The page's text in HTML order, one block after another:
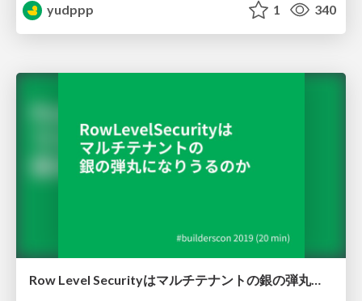
yudppp
1 340
Row Level Securityはマルチテナントの銀の弾丸になりうるのか / Row Level Security is silver bullet for multitenancy?